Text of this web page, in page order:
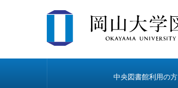
中央図書館利用の方